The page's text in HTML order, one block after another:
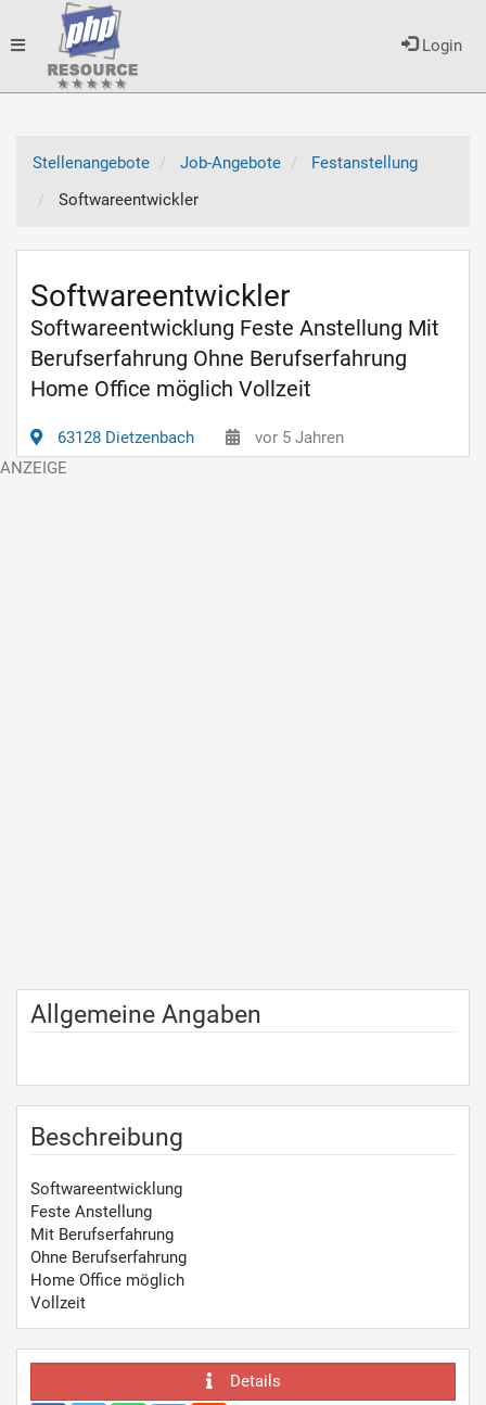
Login
Toggle
Stellenangebote
Job-Angebote
Festanstellung
Softwareentwickler
Softwareentwickler
Softwareentwicklung Feste Anstellung Mit
Berufserfahrung Ohne Berufserfahrung
Home Office möglich Vollzeit
63128 Dietzenbach vor 5 Jahren
Allgemeine Angaben
Beschreibung
Softwareentwicklung
Feste Anstellung
Mit Berufserfahrung
Ohne Berufserfahrung
Home Office möglich
Vollzeit
Details